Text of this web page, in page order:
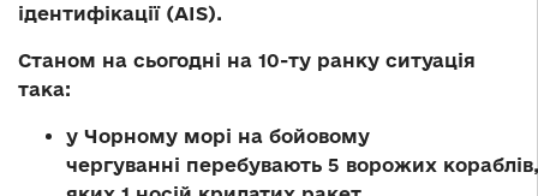
ідентифікації (AIS).
Станом на сьогодні на 10-ту ранку ситуація
така:
у Чорному морі на бойовому
чергуванні перебувають 5 ворожих